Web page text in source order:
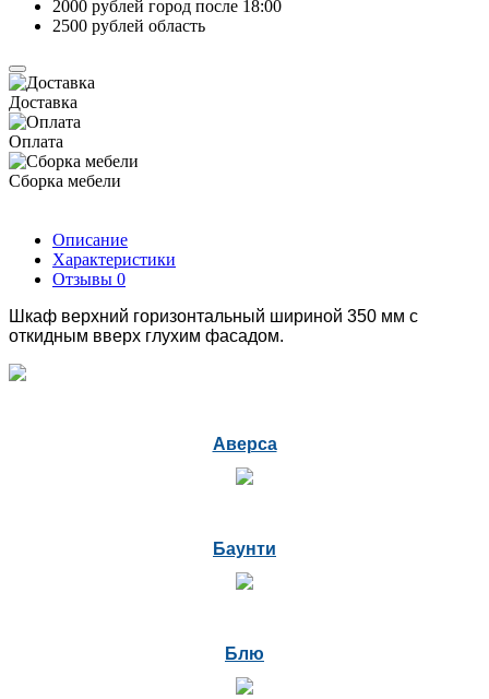
2000 рублей город после 18:00
2500 рублей область
Доставка
Оплата
Сборка мебели
Описание
Характеристики
Отзывы 0
Шкаф верхний горизонтальный шириной 350 мм с
откидным вверх глухим фасадом.
Аверса
Баунти
Блю